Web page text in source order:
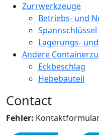
Zurrwerkzeuge
Betriebs- und
Spannschlüssel
Lagerungs-
Andere
Eckbeschlag
Hebebauteil
Contact
Fehler: